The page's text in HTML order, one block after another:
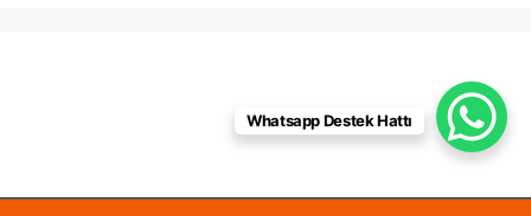
Whatsapp Destek Hattı